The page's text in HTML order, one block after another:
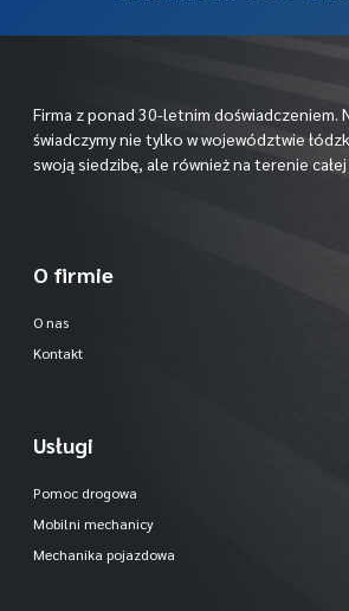
Firma z ponad 30-letnim doświadczeniem.
świadczymy nie tylko w województwie
swoją siedzibę, ale również na terenie
O firmie
O nas
Kontakt
Usługi
Pomoc drogowa
Mobilni mechanicy
Mechanika pojazdowa